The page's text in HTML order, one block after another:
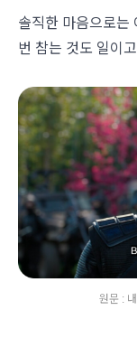
솔직한 마음으로는
번 참는 것도 일이
원문 :